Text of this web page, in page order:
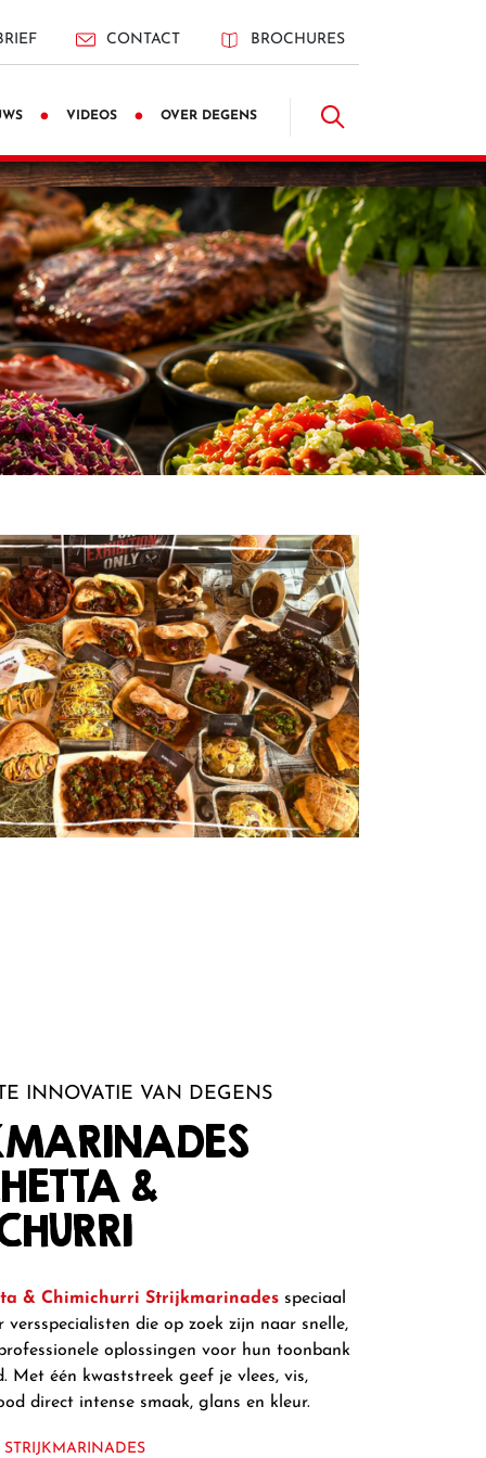
CONTACT BROCHURES
VIDEOS OVER DEGENS
INNOVATIE VAN DEGENS
&
& Chimichurri Strijkmarinades speciaal
versspecialisten die op zoek zijn naar snelle,
oplossingen voor hun toonbank
Met één kwaststreek geef je vlees, vis,
direct intense smaak, glans en kleur.